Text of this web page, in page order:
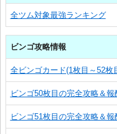
全ツム対象最強ランキング
ビンゴ攻略情報
全ビンゴカード(1枚目～52
ビンゴ50枚目の完全攻略＆報
ビンゴ51枚目の完全攻略＆報